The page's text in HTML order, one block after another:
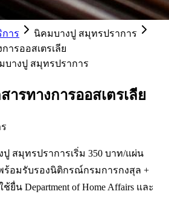
าร
นิคมบางปู สมุทรปราการ
ารออสเตรเลีย
มบางปู สมุทรปราการ
ารทางการออสเตรเลีย
สมุทรปราการเริ่ม 350 บาท/แผ่น
ร้อมรับรองนิติกรณ์กรมการกงสุล +
ยื่น Department of Home Affairs และ